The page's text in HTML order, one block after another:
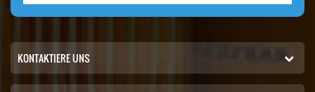
KONTAKTIERE UNS